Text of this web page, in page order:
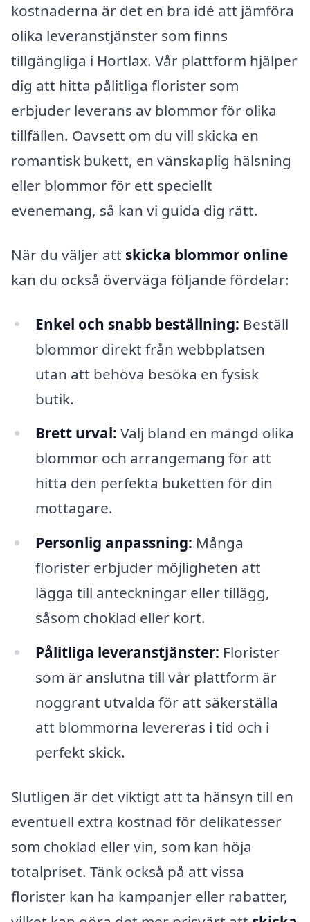
kostnaderna är det en bra idé att jämföra
olika leveranstjänster som finns
tillgängliga i Hortlax. Vår plattform hjälper
dig att hitta pålitliga florister som
erbjuder leverans av blommor för olika
tillfällen. Oavsett om du vill skicka en
romantisk bukett, en vänskaplig hälsning
eller blommor för ett speciellt
evenemang, så kan vi guida dig rätt.
När du väljer att skicka blommor online
kan du också överväga följande fördelar:
Enkel och snabb beställning: Beställ
blommor direkt från webbplatsen
utan att behöva besöka en fysisk
butik.
Brett urval: Välj bland en mängd olika
blommor och arrangemang för att
hitta den perfekta buketten för din
mottagare.
Personlig anpassning: Många
florister erbjuder möjligheten att
lägga till anteckningar eller tillägg,
såsom choklad eller kort.
Pålitliga leveranstjänster: Florister
som är anslutna till vår plattform är
noggrant utvalda för att säkerställa
att blommorna levereras i tid och i
perfekt skick.
Slutligen är det viktigt att ta hänsyn till en
eventuell extra kostnad för delikatesser
som choklad eller vin, som kan höja
totalpriset. Tänk också på att vissa
florister kan ha kampanjer eller rabatter,